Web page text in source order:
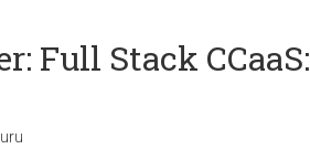
Full Stack